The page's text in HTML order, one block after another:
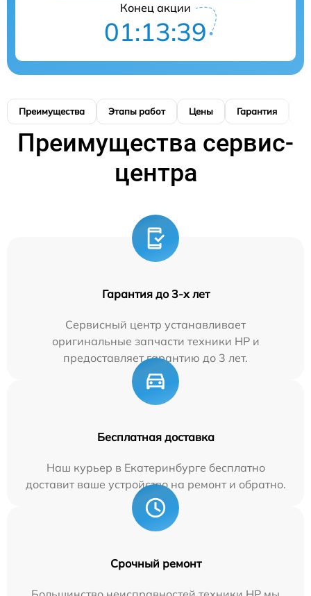
Конец акции
01:13:38
Преимущества Этапы работ Цены Гарантия
Преимущества сервис-
центра
Гарантия до 3-х лет
Сервисный центр устанавливает
оригинальные запчасти техники HP и
предоставляет гарантию до 3 лет.
Бесплатная доставка
Наш курьер в Екатеринбурге бесплатно
доставит ваше устройство на ремонт и обратно.
Срочный ремонт